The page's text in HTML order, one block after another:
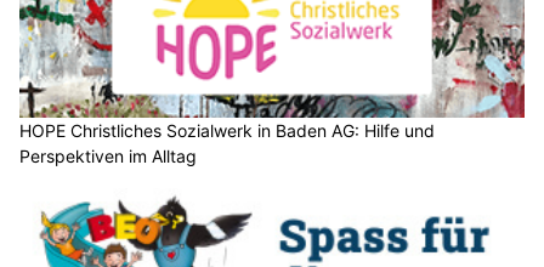
HOPE Christliches Sozialwerk in Baden AG: Hilfe und
Perspektiven im Alltag